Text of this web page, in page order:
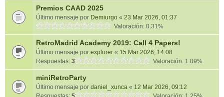
Premios CAAD 2025
Último mensaje por Demiurgo « 23 Mar 2026, 01:37
Valoración: 0.31%
RetroMadrid Academy 2019: Call 4 Papers!
Último mensaje por explorer « 15 Mar 2026, 14:08
Respuestas: 3 Valoración: 1.09%
miniRetroParty
Último mensaje por daniel_xunca « 12 Mar 2026, 09:12